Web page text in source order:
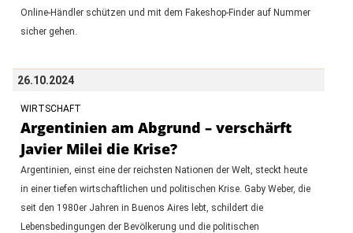
Online-Händler schützen und mit dem Fakeshop-Finder auf Nummer
sicher gehen.
26.10.2024
WIRTSCHAFT
Argentinien am Abgrund – verschärft
Javier Milei die Krise?
Argentinien, einst eine der reichsten Nationen der Welt, steckt heute
in einer tiefen wirtschaftlichen und politischen Krise. Gaby Weber, die
seit den 1980er Jahren in Buenos Aires lebt, schildert die
Lebensbedingungen der Bevölkerung und die politischen